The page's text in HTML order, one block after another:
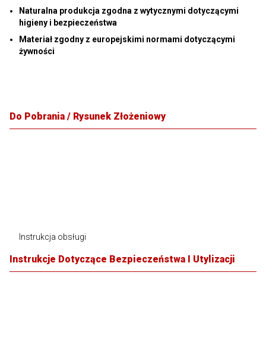
Naturalna produkcja zgodna z wytycznymi dotyczącymi
higieny i bezpieczeństwa
Materiał zgodny z europejskimi normami dotyczącymi
żywności
Do Pobrania / Rysunek Złożeniowy
Instrukcja obsługi
Instrukcje Dotyczące Bezpieczeństwa I Utylizacji